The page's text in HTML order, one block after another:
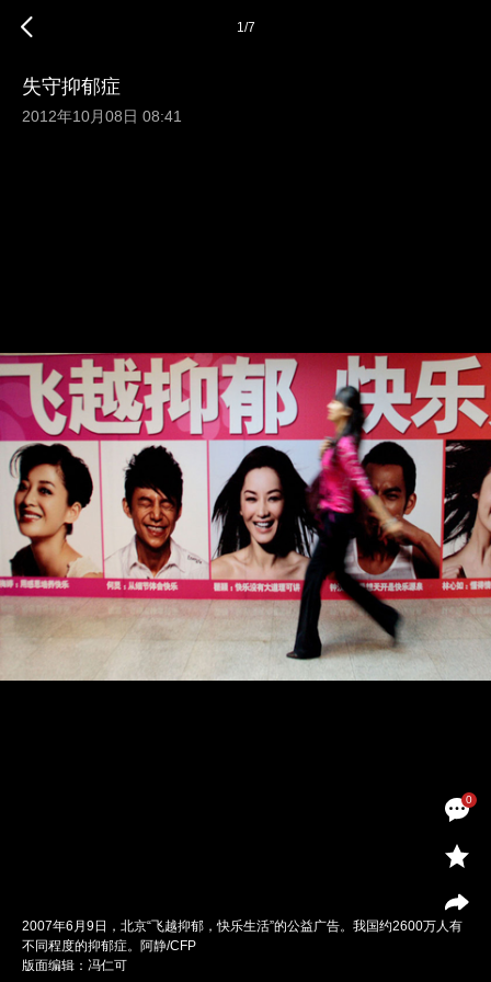
0
1/7
失守抑郁症
2012年10月08日 08:41
2007年6月9日，北京“飞越抑郁，快乐生活”的公益广告。我国约2600万人有
不同程度的抑郁症。阿静/CFP
版面编辑：冯仁可